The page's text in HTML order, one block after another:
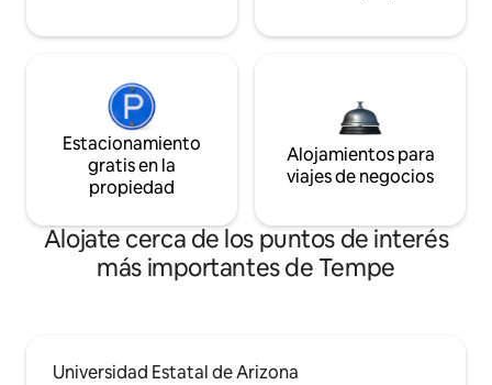
Estacionamiento
gratis en la
propiedad
Alojamientos para
viajes de negocios
Alojate cerca de los puntos de interés
más importantes de Tempe
Universidad Estatal de Arizona